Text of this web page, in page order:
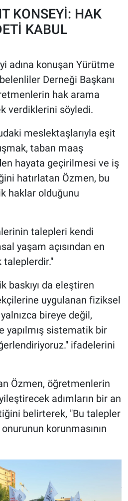
KONSEYİ: HAK
KABUL
adına konuşan Yürütme
Derneği Başkanı
hak arama
verdiklerini söyledi.
meslektaşlarıyla eşit
taban maaş
hayata geçirilmesi ve iş
hatırlatan Özmen, bu
haklar olduğunu
talepleri kendi
yaşam açısından en
taleplerdir."
baskıyı da eleştiren
uygulanan fiziksel
bireye değil,
yapılmış sistematik bir
ifadelerini
Özmen, öğretmenlerin
adımların bir an
belirterek, "Bu talepler
korunmasının